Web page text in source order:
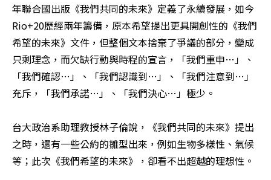
年聯合國出版《我們共同的未來》定義了永續發展，如今
Rio+20歷經兩年籌備，原本希望提出更具開創性的《我們
希望的未來》文件，但整個文本捨棄了爭議的部分，變成
只剩理念，而欠缺行動與時程的宣言，「我們重申…」、
「我們確認…」、「我們認識到…」、「我們注意到…」
充斥，「我們承諾…」、「我們決心…」極少。
台大政治系助理教授林子倫說，《我們共同的未來》提出
之時，還有一些公約的雛型出來，例如生物多樣性、氣候
等；此次《我們希望的未來》，卻看不出超越的理想性。